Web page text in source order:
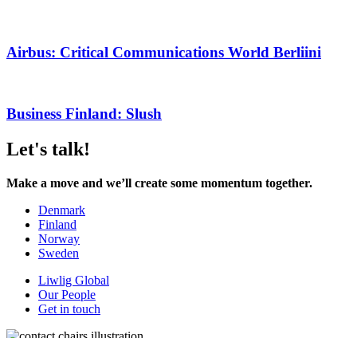
Airbus: Critical Communications World Berliini
Business Finland: Slush
Let's talk!
Make a move and we’ll create some momentum together.
Denmark
Finland
Norway
Sweden
Liwlig Global
Our People
Get in touch